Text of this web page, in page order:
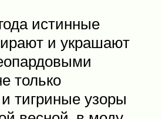
истинные
и украшают
только
тигриные узоры